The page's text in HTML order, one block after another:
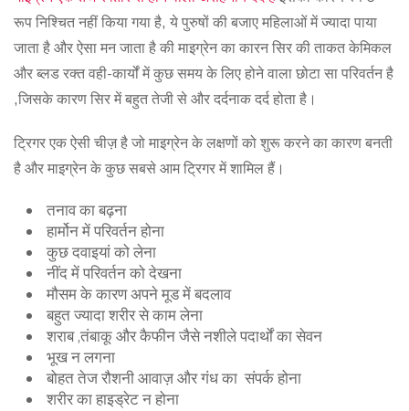
रूप निश्चित नहीं किया गया है, ये पुरुषों की बजाए महिलाओं में ज्यादा पाया
जाता है और ऐसा मन जाता है की माइग्रेन का कारन सिर की ताकत केमिकल
और ब्लड रक्त वही-कार्यों में कुछ समय के लिए होने वाला छोटा सा परिवर्तन है
,जिसके कारण सिर में बहुत तेजी से और दर्दनाक दर्द होता है।
ट्रिगर एक ऐसी चीज़ है जो माइग्रेन के लक्षणों को शुरू करने का कारण बनती
है और माइग्रेन के कुछ सबसे आम ट्रिगर में शामिल हैं।
तनाव का बढ़ना
हार्मोन में परिवर्तन होना
कुछ दवाइयां को लेना
नींद में परिवर्तन को देखना
मौसम के कारण अपने मूड में बदलाव
बहुत ज्यादा शरीर से काम लेना
शराब ,तंबाकू और कैफीन जैसे नशीले पदार्थों का सेवन
भूख न लगना
बोहत तेज रौशनी आवाज़ और गंध का संपर्क होना
शरीर का हाइड्रेट न होना